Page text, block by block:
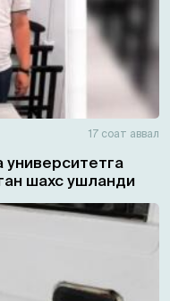
17 соат аввал
университетга
шахс ушланди